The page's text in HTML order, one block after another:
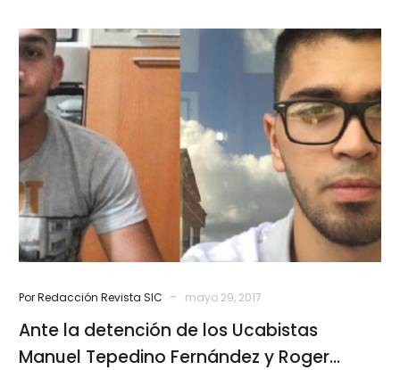
los
Ucabistas
Manuel
Tepedino
Fernández
y
Roger
Casañas
Por Redacción Revista SIC - mayo 29, 2017
Ante la detención de los Ucabistas
Manuel Tepedino Fernández y Roger